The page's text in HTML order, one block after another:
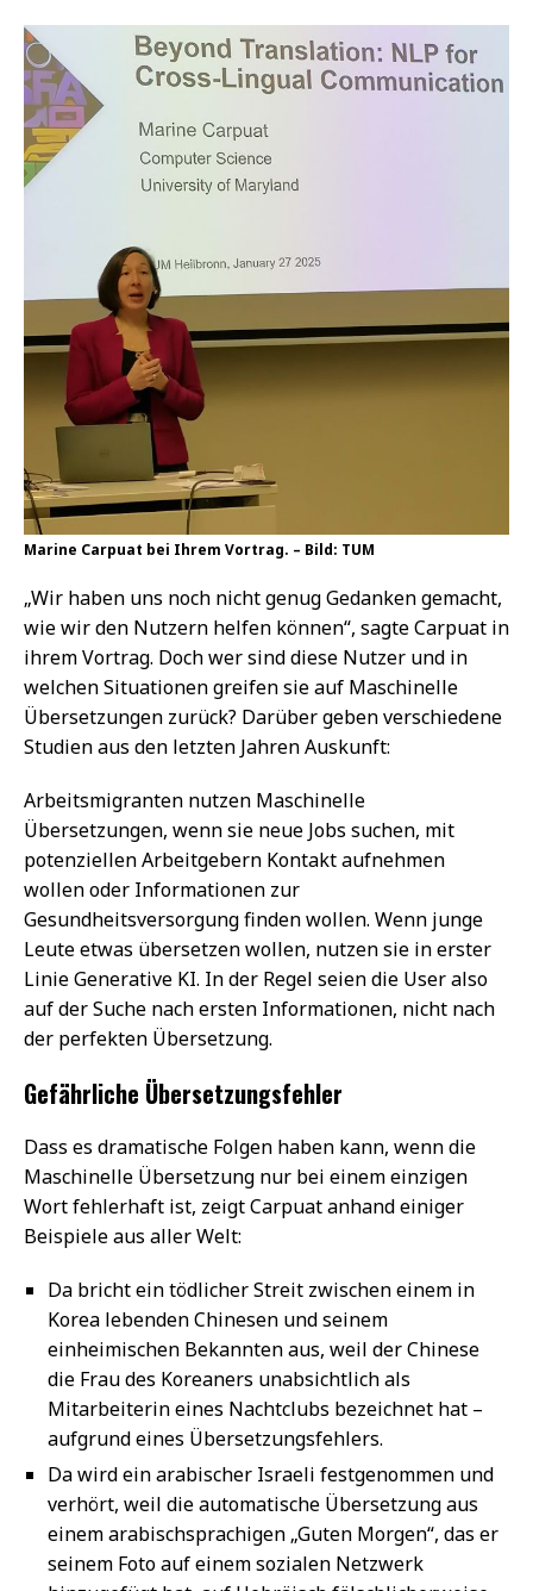
Marine Carpuat bei Ihrem Vortrag. – Bild: TUM
„Wir haben uns noch nicht genug Gedanken gemacht,
wie wir den Nutzern helfen können“, sagte Carpuat in
ihrem Vortrag. Doch wer sind diese Nutzer und in
welchen Situationen greifen sie auf Maschinelle
Übersetzungen zurück? Darüber geben verschiedene
Studien aus den letzten Jahren Auskunft:
Arbeitsmigranten nutzen Maschinelle
Übersetzungen, wenn sie neue Jobs suchen, mit
potenziellen Arbeitgebern Kontakt aufnehmen
wollen oder Informationen zur
Gesundheitsversorgung finden wollen. Wenn junge
Leute etwas übersetzen wollen, nutzen sie in erster
Linie Generative KI. In der Regel seien die User also
auf der Suche nach ersten Informationen, nicht nach
der perfekten Übersetzung.
Gefährliche Übersetzungsfehler
Dass es dramatische Folgen haben kann, wenn die
Maschinelle Übersetzung nur bei einem einzigen
Wort fehlerhaft ist, zeigt Carpuat anhand einiger
Beispiele aus aller Welt:
Da bricht ein tödlicher Streit zwischen einem in
Korea lebenden Chinesen und seinem
einheimischen Bekannten aus, weil der Chinese
die Frau des Koreaners unabsichtlich als
Mitarbeiterin eines Nachtclubs bezeichnet hat –
aufgrund eines Übersetzungsfehlers.
Da wird ein arabischer Israeli festgenommen und
verhört, weil die automatische Übersetzung aus
einem arabischsprachigen „Guten Morgen“, das er
seinem Foto auf einem sozialen Netzwerk